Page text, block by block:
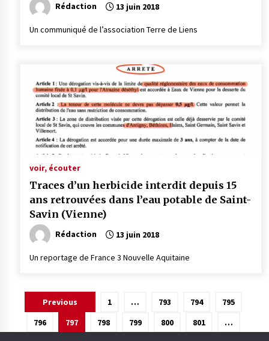
Rédaction 13 juin 2018
Un communiqué de l’association Terre de Liens
voir, écouter
Traces d’un herbicide interdit depuis 15
ans retrouvées dans l’eau potable de Saint-
Savin (Vienne)
Rédaction 13 juin 2018
Un reportage de France 3 Nouvelle Aquitaine
Pagination
des
Previous 1 … 793 794
795
796
797 798 799 800 801
…